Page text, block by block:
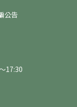
公告
17:30